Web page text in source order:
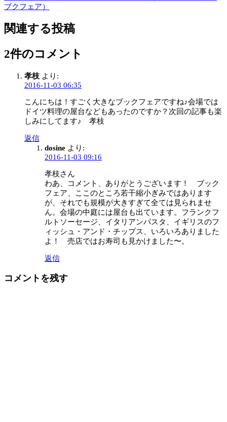
ブクフェア）
関連する投稿
2件のコメント
孝枝 より:
2016-11-03 06:35
こんにちは！すごく大きなブックフェアですね♪会場では
ドイツ料理の屋台などもあったのですか？次回の記事も楽
しみにしてます♪ 孝枝
返信
dosine より:
2016-11-03 09:16
孝枝さん
わあ、コメント、ありがとうございます！ ブック
フェア、ここのところ若干縮小ぎみではあります
が、それでも規模が大きすぎて全ては見られませ
ん。会場の中庭には屋台も出ています。フランクフ
ルトソーセージ、イタリアンパスタ、イギリスのフ
ィッシュ・アンド・チップス、いろいろありました
よ！ 売店ではお寿司も見かけました〜。
返信
コメントを残す